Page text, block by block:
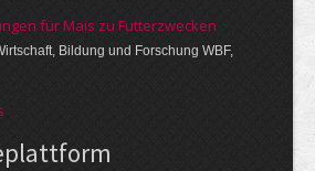
für Mais zu Futterzwecken
Bildung und Forschung WBF,